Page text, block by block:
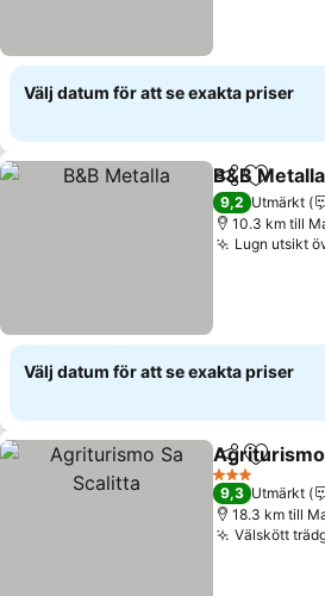
Välj datum för att se exakta priser
Dela Lägg
B&B Metalla
9,2 Utmärkt
10.3 km till
Lugn utsikt
Välj datum för att se exakta priser
Dela Lägg
3 Stjärnor
9,3 Utmärkt
18.3 km till
Välskött